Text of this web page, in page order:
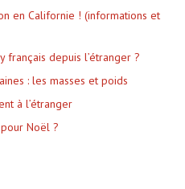
en Californie ! (informations et
depuis l’étranger ?
: les masses et poids
à l’étranger
Noël ?